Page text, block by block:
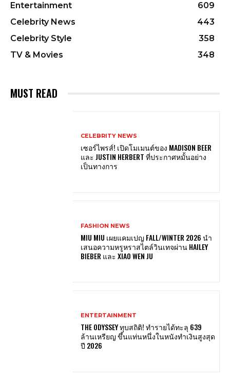
Entertainment
609
Celebrity News
443
Celebrity Style
358
TV & Movies
348
MUST READ
CELEBRITY NEWS
เซอร์ไพรส์! เปิดโมเมนต์ของ MADISON BEER
และ JUSTIN HERBERT ที่ประกาศหมั้นอย่าง
เป็นทางการ
FASHION NEWS
MIU MIU เผยแคมเปญ FALL/WINTER 2026 นำ
เสนอความหรูหราสไตล์วินเทจผ่าน HAILEY
BIEBER และ XIAO WEN JU
ENTERTAINMENT
THE ODYSSEY ทุบสถิติ! ทำรายได้ทะลุ 639
ล้านเหรียญ ขึ้นแท่นหนึ่งในหนังทำเงินสูงสุด
ปี 2026